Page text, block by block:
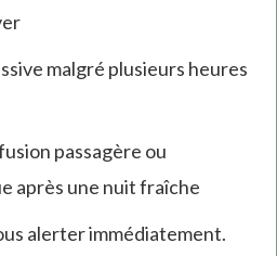
malgré plusieurs heures
passagère ou
après une nuit fraîche
alerter immédiatement.